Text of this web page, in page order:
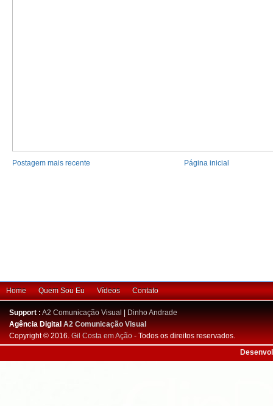
Postagem mais recente Página inicial
Home Quem Sou Eu Vídeos Contato
Support : A2 Comunicação Visual
Dinho Andrade
Agência DigitalA2 Comunicação Visual
Copyright © 2016. Gil Costa em Ação - Todos os direitos reservados.